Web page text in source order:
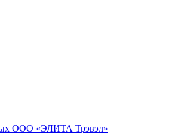
ООО «ЭЛИТА Трэвэл»